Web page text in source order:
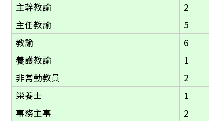
主幹教諭
2
主任教諭
5
教諭
6
養護教諭
1
非常勤教員
2
栄養士
1
事務主事
2